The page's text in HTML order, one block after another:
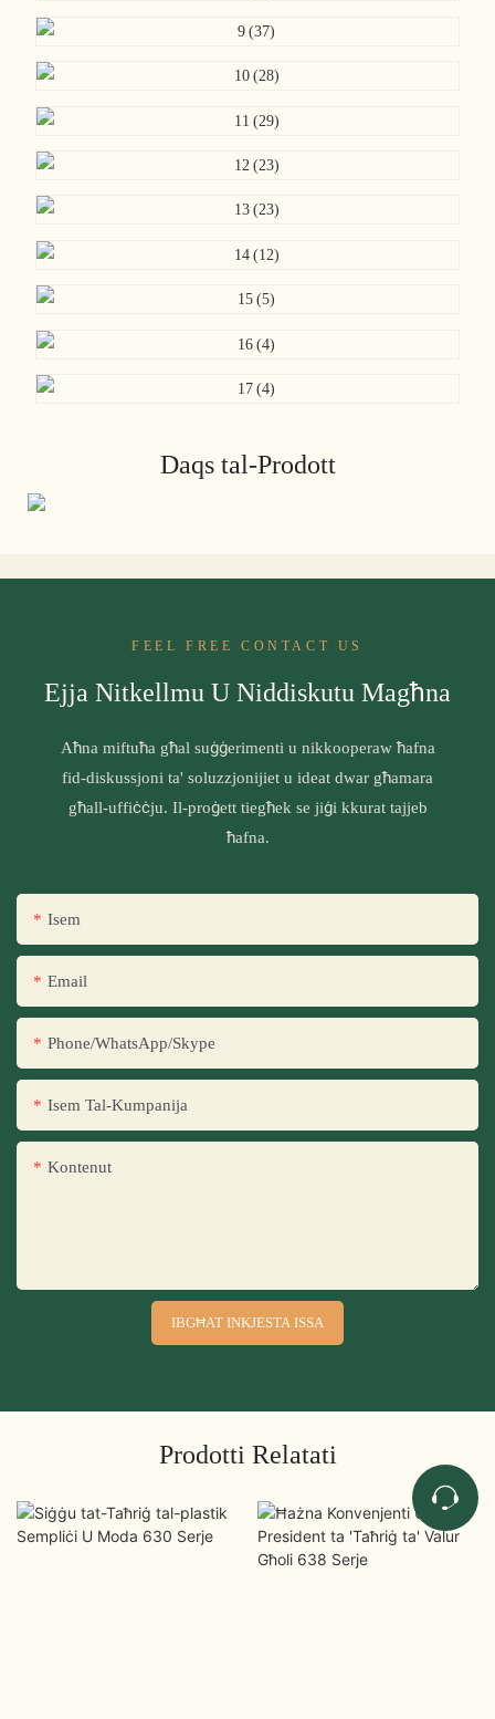
Daqs tal-Prodott
FEEL FREE CONTACT US
Ejja Nitkellmu U Niddiskutu Magħna
Aħna miftuħa għal suġġerimenti u nikkooperaw ħafna
fid-diskussjoni ta' soluzzjonijiet u ideat dwar għamara
għall-uffiċċju. Il-proġett tiegħek se jiġi kkurat tajjeb
ħafna.
Isem
Email
Phone/WhatsApp/Skype
Isem Tal-Kumpanija
Kontenut
IBGĦAT INKJESTA ISSA
Prodotti Relatati